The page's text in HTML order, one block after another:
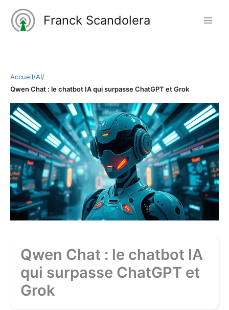
contenu
Franck Scandolera
Accueil/AI/
Qwen Chat : le chatbot IA qui surpasse ChatGPT et Grok
Qwen Chat : le chatbot IA
qui surpasse ChatGPT et
Grok